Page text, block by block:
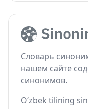
Словарь
нашем сайте
синонимов.
O‘zbek tilining